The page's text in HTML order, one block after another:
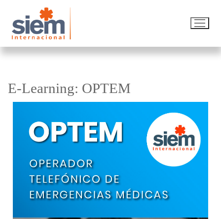
E-Learning: OPTEM